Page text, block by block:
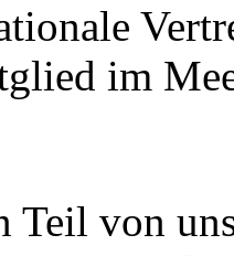
im
Teil von